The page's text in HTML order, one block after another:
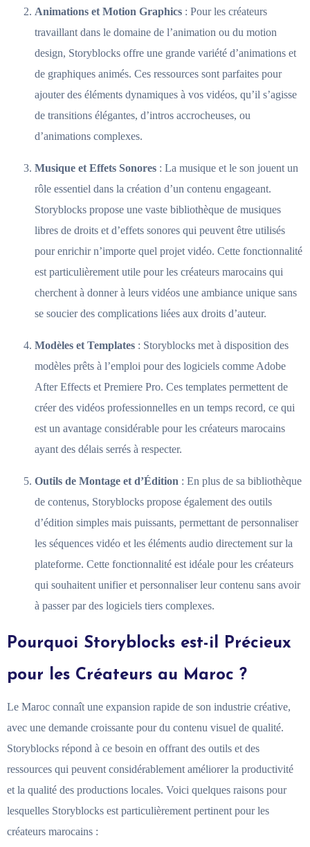
Animations et Motion Graphics : Pour les créateurs
travaillant dans le domaine de l’animation ou du motion
design, Storyblocks offre une grande variété d’animations et
de graphiques animés. Ces ressources sont parfaites pour
ajouter des éléments dynamiques à vos vidéos, qu’il s’agisse
de transitions élégantes, d’intros accrocheuses, ou
d’animations complexes.
Musique et Effets Sonores : La musique et le son jouent un
rôle essentiel dans la création d’un contenu engageant.
Storyblocks propose une vaste bibliothèque de musiques
libres de droits et d’effets sonores qui peuvent être utilisés
pour enrichir n’importe quel projet vidéo. Cette fonctionnalité
est particulièrement utile pour les créateurs marocains qui
cherchent à donner à leurs vidéos une ambiance unique sans
se soucier des complications liées aux droits d’auteur.
Modèles et Templates : Storyblocks met à disposition des
modèles prêts à l’emploi pour des logiciels comme Adobe
After Effects et Premiere Pro. Ces templates permettent de
créer des vidéos professionnelles en un temps record, ce qui
est un avantage considérable pour les créateurs marocains
ayant des délais serrés à respecter.
Outils de Montage et d’Édition : En plus de sa bibliothèque
de contenus, Storyblocks propose également des outils
d’édition simples mais puissants, permettant de personnaliser
les séquences vidéo et les éléments audio directement sur la
plateforme. Cette fonctionnalité est idéale pour les créateurs
qui souhaitent unifier et personnaliser leur contenu sans avoir
à passer par des logiciels tiers complexes.
Pourquoi Storyblocks est-il Précieux
pour les Créateurs au Maroc ?
Le Maroc connaît une expansion rapide de son industrie créative,
avec une demande croissante pour du contenu visuel de qualité.
Storyblocks répond à ce besoin en offrant des outils et des
ressources qui peuvent considérablement améliorer la productivité
et la qualité des productions locales. Voici quelques raisons pour
lesquelles Storyblocks est particulièrement pertinent pour les
créateurs marocains :